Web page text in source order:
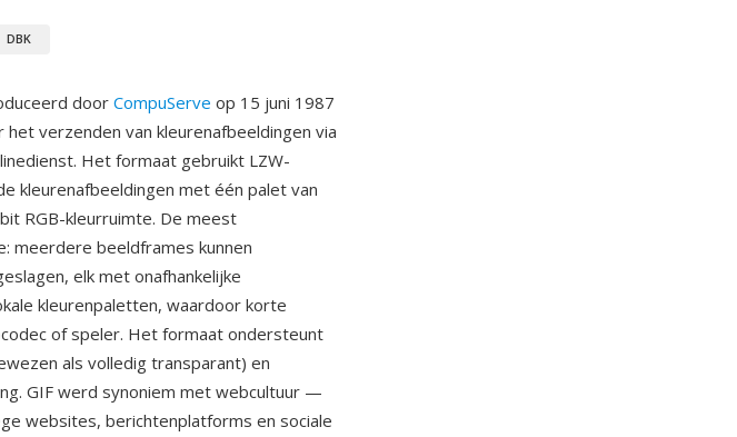
DBK
doorCompuServe op 15 juni 1987
verzenden van kleurenafbeeldingen via
Het formaat gebruikt LZW-
kleurenafbeeldingen met één palet van
RGB-kleurruimte. De meest
meerdere beeldframes kunnen
elk met onafhankelijke
kleurenpaletten, waardoor korte
of speler. Het formaat ondersteunt
als volledig transparant) en
GIF werd synoniem met webcultuur —
websites, berichtenplatforms en sociale